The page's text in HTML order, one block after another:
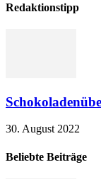
Redaktionstipp
30. August 2022
Beliebte Beiträge